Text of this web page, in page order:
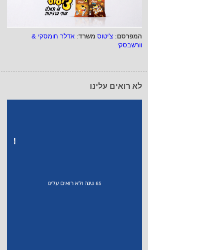
המפרסם: צ'יטוס משרד: אדלר חומסקי &
וורשבסקי
לא רואים עלינו